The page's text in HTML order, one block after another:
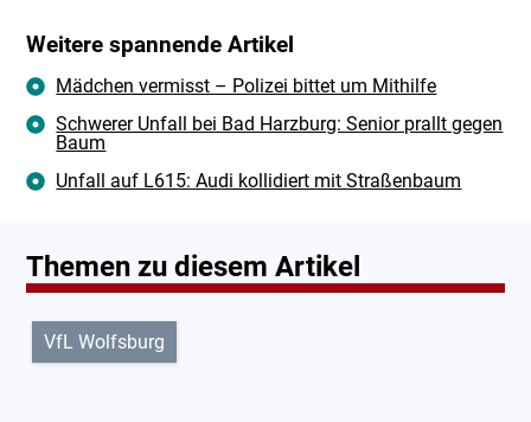
Weitere spannende Artikel
Mädchen vermisst – Polizei bittet um Mithilfe
Schwerer Unfall bei Bad Harzburg: Senior prallt gegen
Baum
Unfall auf L615: Audi kollidiert mit Straßenbaum
Themen zu diesem Artikel
VfL Wolfsburg